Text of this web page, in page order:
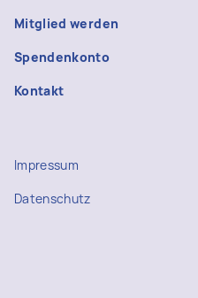
Mitglied werden
Spendenkonto
Kontakt
Impressum
Datenschutz